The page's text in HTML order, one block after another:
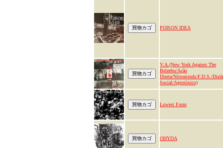
POISON IDEA
V.A.(New York Against The
Belzebu/Ação
Direta/Nitrominds/F.D.S./
Social/Agrotóxico)
Lowest Form
OHYDA